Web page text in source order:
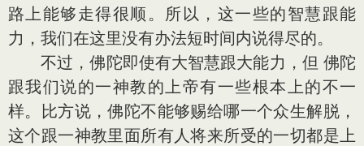
路上能够走得很顺。所以，这一些的智慧跟能
力，我们在这里没有办法短时间内说得尽的。
不过，佛陀即使有大智慧跟大能力，但 佛陀
跟我们说的一神教的上帝有一些根本上的不一
样。比方说，佛陀不能够赐给哪一个众生解脱，
这个跟一神教里面所有人将来所受的一切都是上